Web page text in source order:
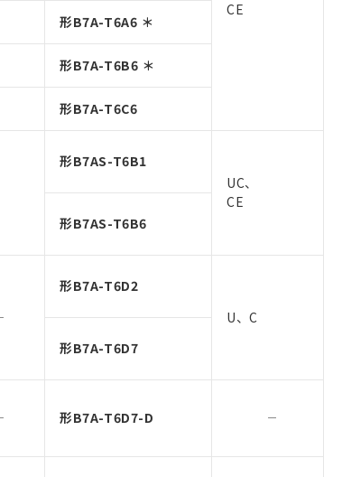
CE
形B7A-T6A6 ＊
形B7A-T6B6 ＊
形B7A-T6C6
形B7AS-T6B1
UC、
CE
形B7AS-T6B6
形B7A-T6D2
U、C
形B7A-T6D7
形B7A-T6D7-D